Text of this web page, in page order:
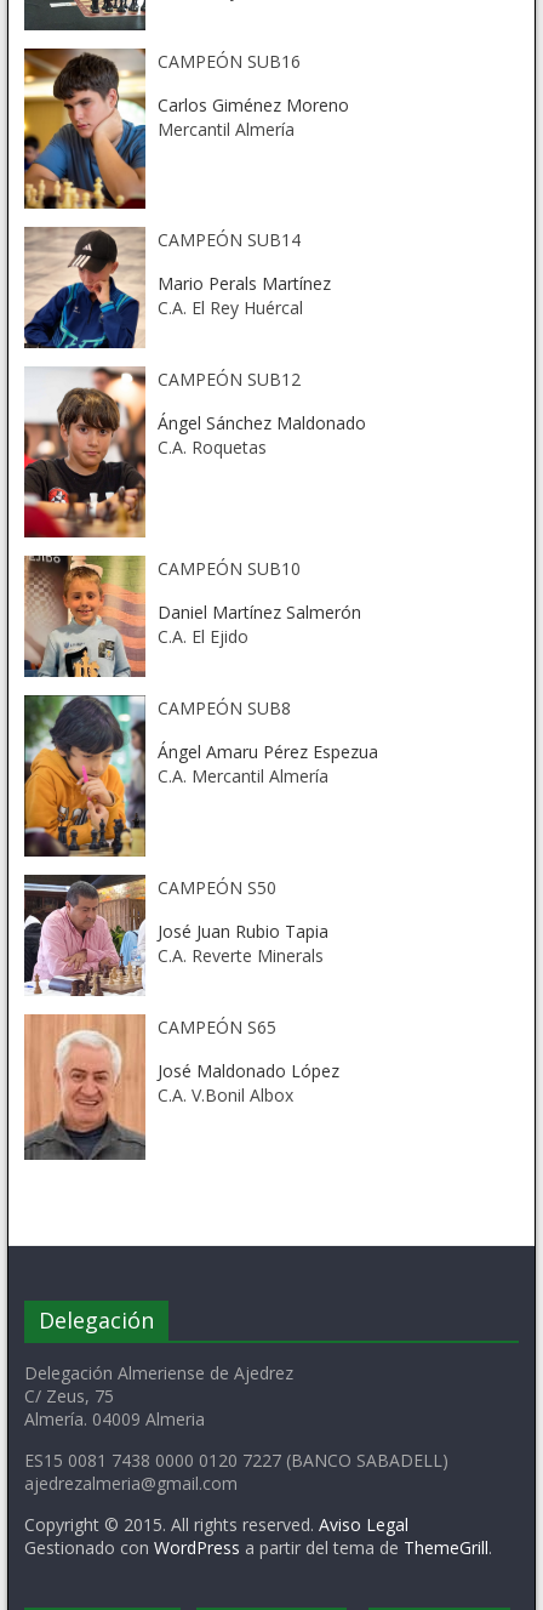
CAMPEÓN SUB16
Carlos Giménez Moreno
Mercantil Almería
CAMPEÓN SUB14
Mario Perals Martínez
C.A. El Rey Huércal
CAMPEÓN SUB12
Ángel Sánchez Maldonado
C.A. Roquetas
CAMPEÓN SUB10
Daniel Martínez Salmerón
C.A. El Ejido
CAMPEÓN SUB8
Ángel Amaru Pérez Espezua
C.A. Mercantil Almería
CAMPEÓN S50
José Juan Rubio Tapia
C.A. Reverte Minerals
CAMPEÓN S65
José Maldonado López
C.A. V.Bonil Albox
Delegación
Delegación Almeriense de Ajedrez
C/ Zeus, 75
Almería. 04009 Almeria
ES15 0081 7438 0000 0120 7227 (BANCO SABADELL)
ajedrezalmeria@gmail.com
Copyright © 2015. All rights reserved. Aviso Legal
Gestionado con WordPress a partir del tema de ThemeGrill.